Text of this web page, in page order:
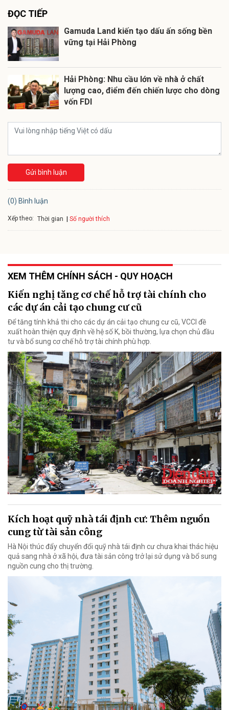
ĐỌC TIẾP
Gamuda Land kiến tạo dấu ấn sống bền
vững tại Hải Phòng
Hải Phòng: Nhu cầu lớn về nhà ở chất
lượng cao, điểm đến chiến lược cho dòng
vốn FDI
Gửi bình luận
(0) Bình luận
Xếp theo: Thời gian Số người thích
XEM THÊM CHÍNH SÁCH - QUY HOẠCH
Kiến nghị tăng cơ chế hỗ trợ tài chính cho
các dự án cải tạo chung cư cũ
Để tăng tính khả thi cho các dự án cải tạo chung cư cũ, VCCI đề
xuất hoàn thiện quy định về hệ số K, bồi thường, lựa chọn chủ đầu
tư và bổ sung cơ chế hỗ trợ tài chính phù hợp.
Kích hoạt quỹ nhà tái định cư: Thêm nguồn
cung từ tài sản công
Hà Nội thúc đẩy chuyển đổi quỹ nhà tái định cư chưa khai thác hiệu
quả sang nhà ở xã hội, đưa tài sản công trở lại sử dụng và bổ sung
nguồn cung cho thị trường.